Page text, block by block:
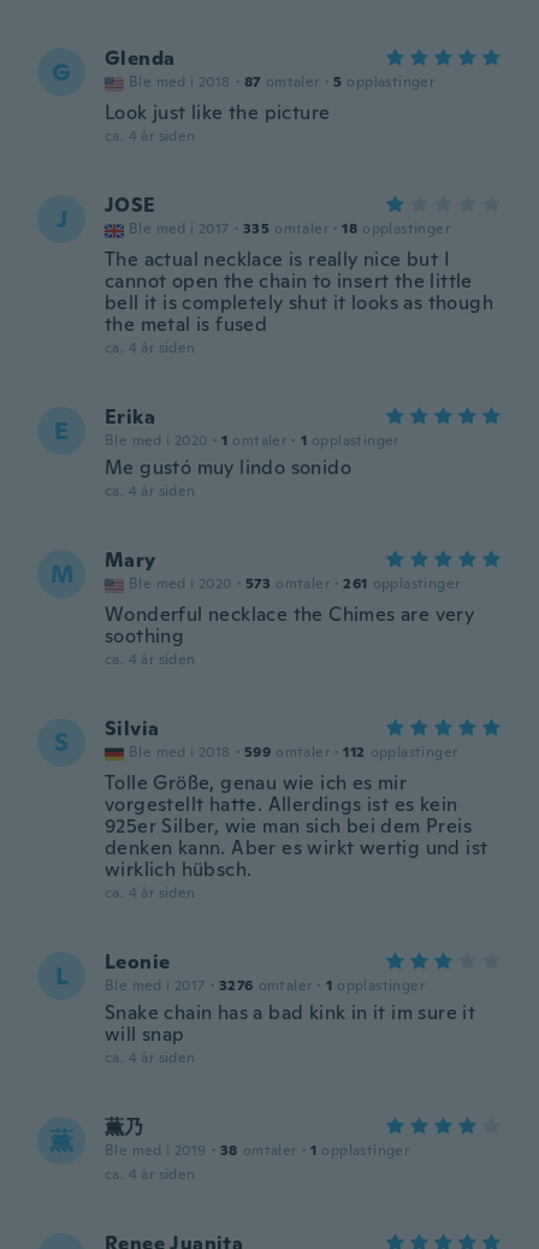
G Glenda
Ble med i 2018 · 87 omtaler · 5 opplastinger
Look just like the picture
ca. 4 år siden
J JOSE
Ble med i 2017 · 335 omtaler · 18 opplastinger
The actual necklace is really nice but I
cannot open the chain to insert the little
bell it is completely shut it looks as though
the metal is fused
ca. 4 år siden
E Erika
Ble med i 2020 · 1 omtaler · 1 opplastinger
Me gustó muy lindo sonido
ca. 4 år siden
M Mary
Ble med i 2020 · 573 omtaler · 261 opplastinger
Wonderful necklace the Chimes are very
soothing
ca. 4 år siden
S Silvia
Ble med i 2018 · 599 omtaler · 112 opplastinger
Tolle Größe, genau wie ich es mir
vorgestellt hatte. Allerdings ist es kein
925er Silber, wie man sich bei dem Preis
denken kann. Aber es wirkt wertig und ist
wirklich hübsch.
ca. 4 år siden
L Leonie
Ble med i 2017 · 3276 omtaler · 1 opplastinger
Snake chain has a bad kink in it im sure it
will snap
ca. 4 år siden
薫 薫乃
Ble med i 2019 · 38 omtaler · 1 opplastinger
ca. 4 år siden
Renee Juanita